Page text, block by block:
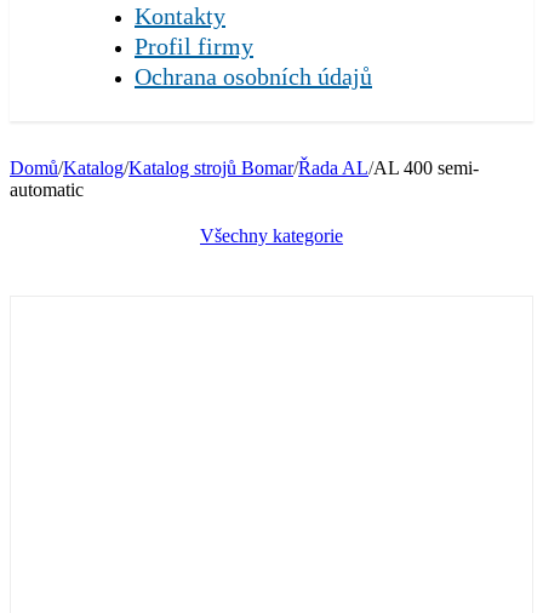
Kontakty
Profil firmy
Ochrana osobních údajů
Domů/Katalog/Katalog strojů Bomar/Řada AL/AL 400 semi-
automatic
Všechny kategorie